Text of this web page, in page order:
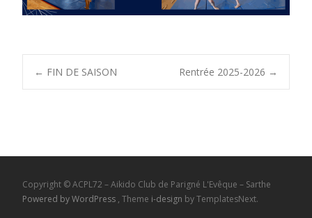
← FIN DE SAISON Rentrée 2025-2026 →
Copyright © ACPL72 – Aikido Club de Parigné L'Evêque – Sarthe
Powered by WordPress , Theme i-design by TemplatesNext.